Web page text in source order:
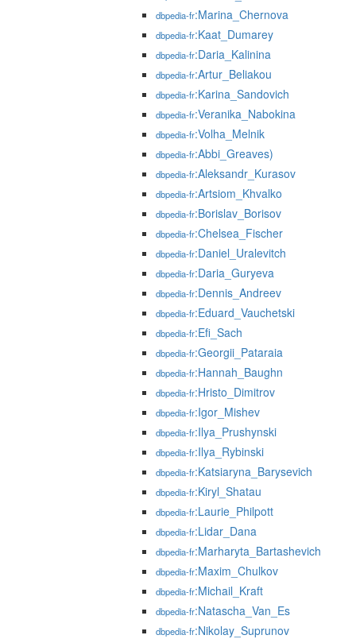
dbpedia-fr:Marina_Chernova
dbpedia-fr:Kaat_Dumarey
dbpedia-fr:Daria_Kalinina
dbpedia-fr:Artur_Beliakou
dbpedia-fr:Karina_Sandovich
dbpedia-fr:Veranika_Nabokina
dbpedia-fr:Volha_Melnik
dbpedia-fr:Abbi_Greaves)
dbpedia-fr:Aleksandr_Kurasov
dbpedia-fr:Artsiom_Khvalko
dbpedia-fr:Borislav_Borisov
dbpedia-fr:Chelsea_Fischer
dbpedia-fr:Daniel_Uralevitch
dbpedia-fr:Daria_Guryeva
dbpedia-fr:Dennis_Andreev
dbpedia-fr:Eduard_Vauchetski
dbpedia-fr:Efi_Sach
dbpedia-fr:Georgii_Pataraia
dbpedia-fr:Hannah_Baughn
dbpedia-fr:Hristo_Dimitrov
dbpedia-fr:Igor_Mishev
dbpedia-fr:Ilya_Prushynski
dbpedia-fr:Ilya_Rybinski
dbpedia-fr:Katsiaryna_Barysevich
dbpedia-fr:Kiryl_Shatau
dbpedia-fr:Laurie_Philpott
dbpedia-fr:Lidar_Dana
dbpedia-fr:Marharyta_Bartashevich
dbpedia-fr:Maxim_Chulkov
dbpedia-fr:Michail_Kraft
dbpedia-fr:Natascha_Van_Es
dbpedia-fr:Nikolay_Suprunov